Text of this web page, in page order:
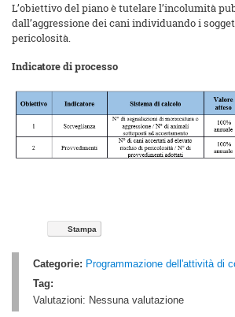
L’obiettivo del piano è tutelare l’incolumità
dall’aggressione dei cani individuando i
pericolosità.
Indicatore di processo
Stampa
Categorie: Programmazione dell'attività di
Tag:
Valutazioni: Nessuna valutazione